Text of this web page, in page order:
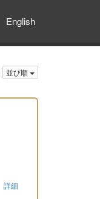
English
並び順
詳細